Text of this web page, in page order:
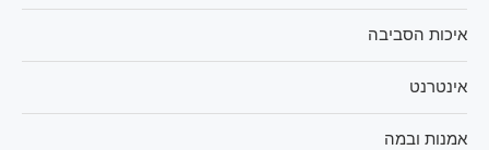
איכות הסביבה
אינטרנט
אמנות ובמה